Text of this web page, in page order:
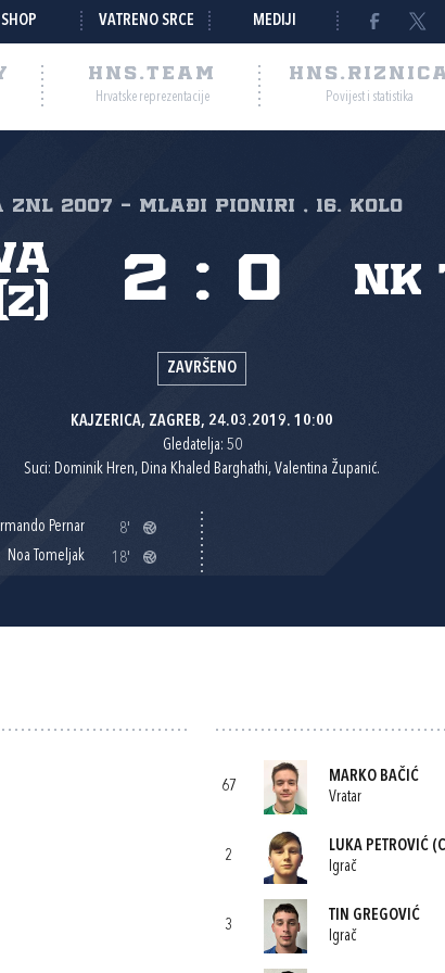
SHOP VATRENO SRCE MEDIJI
HNS.TEAM
Hrvatske reprezentacije Povijest i statistika
ZNL 2007 - MLAĐI PIONIRI , 16. kolo
(Z)
NK
2 : 0
ZAVRŠENO
KAJZERICA, ZAGREB, 24.03.2019. 10:00
Gledatelja: 50
Suci: Dominik Hren, Dina Khaled Barghathi, Valentina Županić.
Pernar
8'
Noa Tomeljak
18'
67
MARKO BAČIĆ
Vratar
2
LUKA PETROVIĆ
Igrač
3
TIN GREGOVIĆ
Igrač